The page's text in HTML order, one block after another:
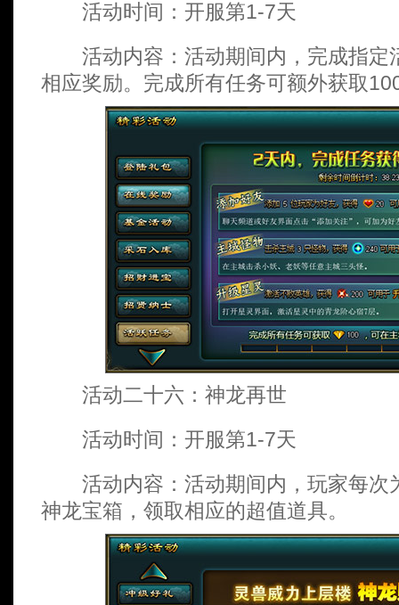
活动时间：开服第1-7天
活动内容：活动期间内，完成指定
相应奖励。完成所有任务可额外获取
活动二十六：神龙再世
活动时间：开服第1-7天
活动内容：活动期间内，玩家每次
神龙宝箱，领取相应的超值道具。